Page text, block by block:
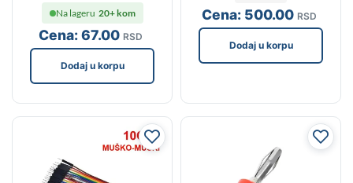
Cena:67.00 RSD
Na lageru 20+ kom
Dodaj u korpu
Cena: 500.00 RSD
Dodaj u korpu